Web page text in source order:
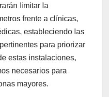
limitar la
frente a clínicas,
estableciendo las
para priorizar
estas instalaciones,
necesarios para
mayores.